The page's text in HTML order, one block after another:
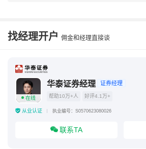
找经理开户 佣金和经理直接谈
在线
华泰证券经理 证券经理
帮助10万+人 好评4.1万+
从业认证 执业编号：S0570623080026
联系TA